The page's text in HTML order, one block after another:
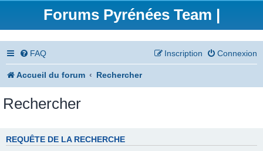
Forums Pyrénées Team |
FAQ Connexion
Inscription
Accueil du forum Rechercher
Rechercher
REQUÊTE DE LA RECHERCHE